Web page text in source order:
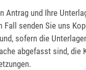
Antrag und Ihre
Fall senden Sie uns
sofern die
abgefasst sind, die